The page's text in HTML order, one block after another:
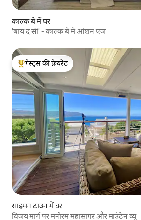
काल्क बे में घर
'बाय द सी' - काल्क बे में ओशन एज
गेस्ट्स का टॉप फ़ेवरेट
गेस्ट्स की फ़ेवरेट
साइमन टाउन में घर
विजय मार्ग पर मनोरम महासागर और माउंटेन व्यू